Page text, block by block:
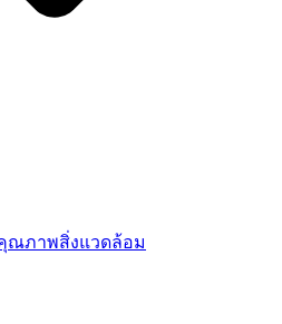
ณภาพสิ่งแวดล้อม